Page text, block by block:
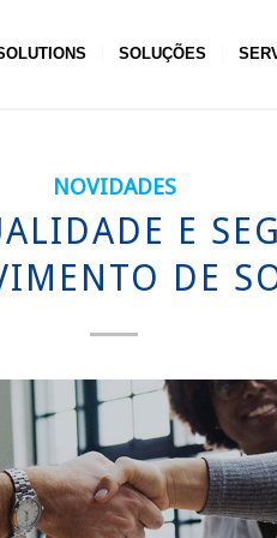
SOLUÇÕES
NOVIDADES
E
DE